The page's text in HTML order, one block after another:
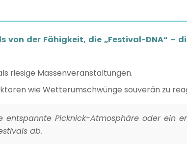
der Fähigkeit, die „Festival-DNA“ –
riesige Massenveranstaltungen.
wie Wetterumschwünge souverän zu
Picknick-Atmosphäre oder ein
ab.